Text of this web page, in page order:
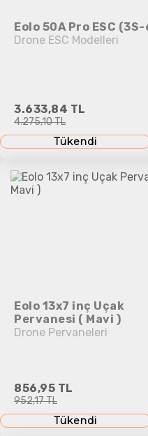
Eolo 50A Pro ESC
Drone ESC Modelleri
3.633,84 TL
4.275,10 TL
Tükendi
Eolo 13x7 inç Uçak
Pervanesi ( Mavi )
Drone Pervaneleri
856,95 TL
952,17 TL
Tükendi